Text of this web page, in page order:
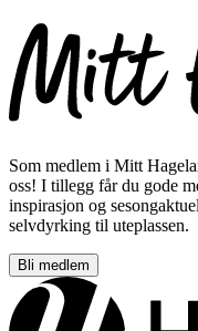
Som medlem i Mitt
oss! I tillegg får du gode
inspirasjon og
selvdyrking til uteplassen.
Bli medlem